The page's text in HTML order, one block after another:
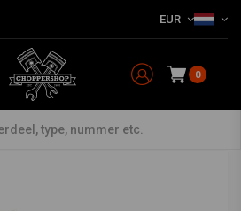
EUR
0
Boots Detroit 8" S3 Waterdichte Hoge Laars | Donkerbruin | Kies Maat
Carhartt
Hoge Laars |